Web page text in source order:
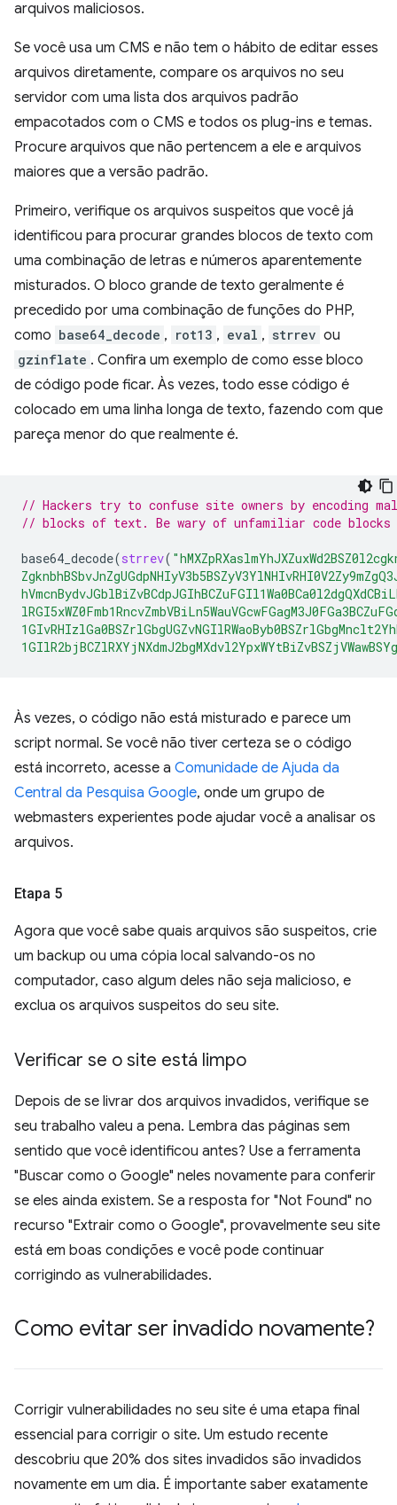
arquivos maliciosos.
Se você usa um CMS e não tem o hábito de editar esses
arquivos diretamente, compare os arquivos no seu
servidor com uma lista dos arquivos padrão
empacotados com o CMS e todos os plug-ins e temas.
Procure arquivos que não pertencem a ele e arquivos
maiores que a versão padrão.
Primeiro, verifique os arquivos suspeitos que você já
identificou para procurar grandes blocos de texto com
uma combinação de letras e números aparentemente
misturados. O bloco grande de texto geralmente é
precedido por uma combinação de funções do PHP,
como base64_decode , rot13 , eval , strrev ou
gzinflate . Confira um exemplo de como esse bloco
de código pode ficar. Às vezes, todo esse código é
colocado em uma linha longa de texto, fazendo com que
pareça menor do que realmente é.
// Hackers try to confuse site owners by encoding
// blocks of text. Be wary of unfamiliar code
base64_decode(strrev(
Às vezes, o código não está misturado e parece um
script normal. Se você não tiver certeza se o código
está incorreto, acesse a Comunidade de Ajuda da
Central da Pesquisa Google, onde um grupo de
webmasters experientes pode ajudar você a analisar os
arquivos.
Etapa 5
Agora que você sabe quais arquivos são suspeitos, crie
um backup ou uma cópia local salvando-os no
computador, caso algum deles não seja malicioso, e
exclua os arquivos suspeitos do seu site.
Verificar se o site está limpo
Depois de se livrar dos arquivos invadidos, verifique se
seu trabalho valeu a pena. Lembra das páginas sem
sentido que você identificou antes? Use a ferramenta
"Buscar como o Google" neles novamente para conferir
se eles ainda existem. Se a resposta for "Not Found" no
recurso "Extrair como o Google", provavelmente seu site
está em boas condições e você pode continuar
corrigindo as vulnerabilidades.
Como evitar ser invadido novamente?
Corrigir vulnerabilidades no seu site é uma etapa final
essencial para corrigir o site. Um estudo recente
descobriu que 20% dos sites invadidos são invadidos
novamente em um dia. É importante saber exatamente